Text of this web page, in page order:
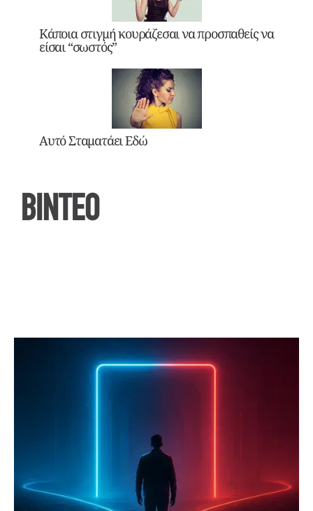
Κάποια στιγμή κουράζεσαι να προσπαθείς να
είσαι “σωστός”
Αυτό Σταματάει Εδώ
ΒΙΝΤΕΟ